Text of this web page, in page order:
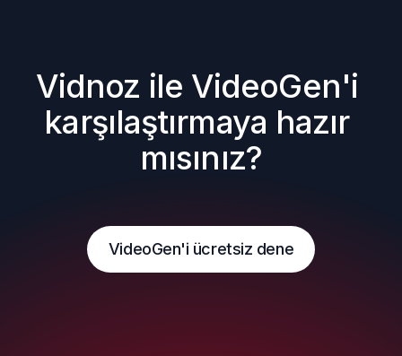
Vidnoz ile VideoGen'i
karşılaştırmaya hazır
mısınız?
VideoGen'i ücretsiz dene